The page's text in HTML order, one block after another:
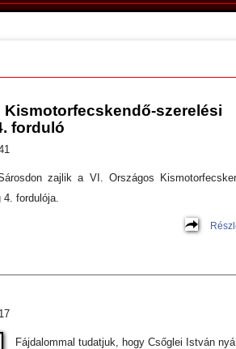
Kismotorfecskendő-szerelési
forduló
zajlik a VI. Országos
4. fordulója.
Fájdalommal tudatjuk, hogy Csőglei István